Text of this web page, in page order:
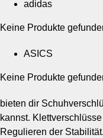
adidas
Keine Produkte
ASICS
Keine Produkte
bieten dir
kannst.
Regulieren der